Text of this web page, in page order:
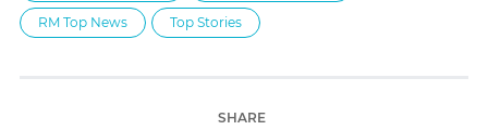
RM Top News Top Stories
SHARE